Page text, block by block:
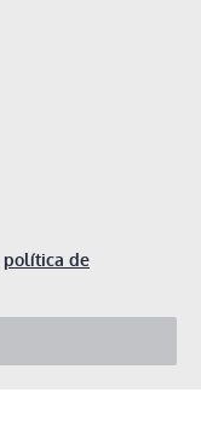
política de